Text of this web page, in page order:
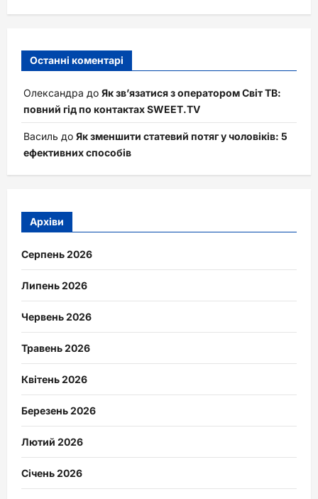
Останні коментарі
Олександра до Як зв’язатися з оператором Світ ТВ:
повний гід по контактах SWEET.TV
Василь до Як зменшити статевий потяг у чоловіків: 5
ефективних способів
Архіви
Серпень 2026
Липень 2026
Червень 2026
Травень 2026
Квітень 2026
Березень 2026
Лютий 2026
Січень 2026